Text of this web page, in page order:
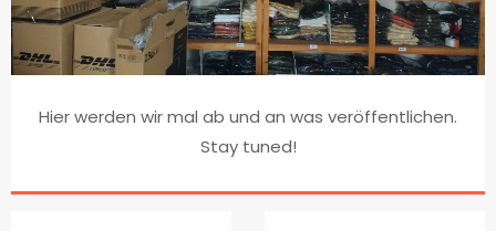
Hier werden wir mal ab und an was veröffentlichen.
Stay tuned!